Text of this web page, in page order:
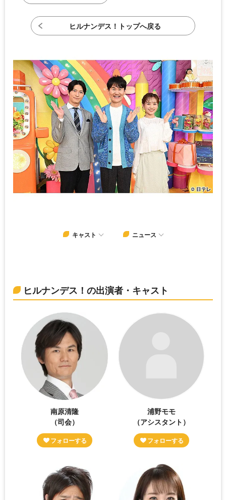
ヒルナンデス！トップへ戻る
キャスト ニュース
ヒルナンデス！の出演者・キャスト
南原清隆
（司会）
浦野モモ
（アシスタント）